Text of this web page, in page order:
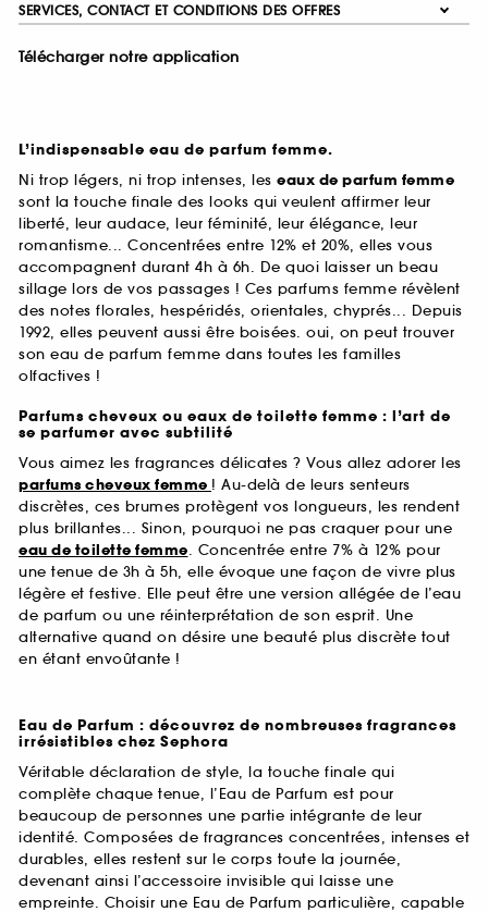
SERVICES, CONTACT ET CONDITIONS DES OFFRES
Télécharger notre application
L’indispensable eau de parfum femme.
Ni trop légers, ni trop intenses, les eaux de parfum femme
sont la touche finale des looks qui veulent affirmer leur
liberté, leur audace, leur féminité, leur élégance, leur
romantisme... Concentrées entre 12% et 20%, elles vous
accompagnent durant 4h à 6h. De quoi laisser un beau
sillage lors de vos passages ! Ces parfums femme révèlent
des notes florales, hespéridés, orientales, chyprés... Depuis
1992, elles peuvent aussi être boisées. oui, on peut trouver
son eau de parfum femme dans toutes les familles
olfactives !
Parfums cheveux ou eaux de toilette femme : l’art de
se parfumer avec subtilité
Vous aimez les fragrances délicates ? Vous allez adorer les
parfums cheveux femme ! Au-delà de leurs senteurs
discrètes, ces brumes protègent vos longueurs, les rendent
plus brillantes... Sinon, pourquoi ne pas craquer pour une
eau de toilette femme. Concentrée entre 7% à 12% pour
une tenue de 3h à 5h, elle évoque une façon de vivre plus
légère et festive. Elle peut être une version allégée de l’eau
de parfum ou une réinterprétation de son esprit. Une
alternative quand on désire une beauté plus discrète tout
en étant envoûtante !
Eau de Parfum : découvrez de nombreuses fragrances
irrésistibles chez Sephora
Véritable déclaration de style, la touche finale qui
complète chaque tenue, l’Eau de Parfum est pour
beaucoup de personnes une partie intégrante de leur
identité. Composées de fragrances concentrées, intenses et
durables, elles restent sur le corps toute la journée,
devenant ainsi l’accessoire invisible qui laisse une
empreinte. Choisir une Eau de Parfum particulière, capable